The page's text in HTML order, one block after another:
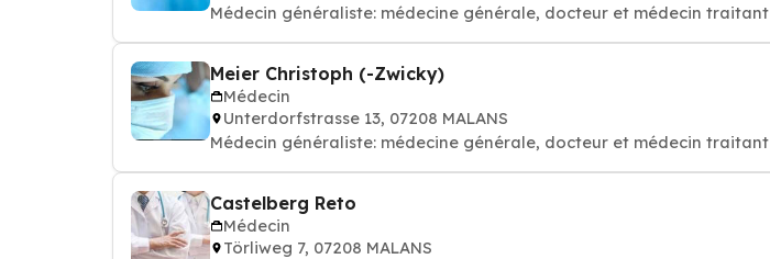
Médecin généraliste: médecine générale, docteur et médecin traitant
Meier Christoph (-Zwicky)
Médecin
Unterdorfstrasse 13, 07208 MALANS
Médecin généraliste: médecine générale, docteur et médecin traitant
Castelberg Reto
Médecin
Törliweg 7, 07208 MALANS